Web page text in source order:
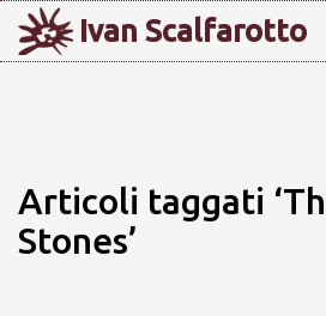
Ivan Scalfarotto
Articoli taggati
Stones’